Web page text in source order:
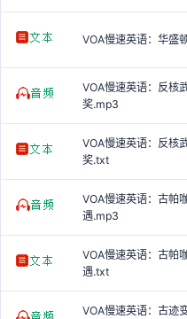
VOA慢速英语：华盛
VOA慢速英语：反核
奖.mp3
VOA慢速英语：反核
奖.txt
VOA慢速英语：古帕
遇.mp3
VOA慢速英语：古帕
遇.txt
VOA慢速英语：古迹